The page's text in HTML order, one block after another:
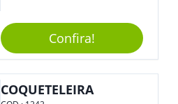
Elástico Permite Maior
Segurança Ao Carregá-Lo.
Ofereça A Seus Clientes E
Colaboradores, Sem Dúvidas
Eles Irão Adorar.
Confira!
COQUETELEIRA